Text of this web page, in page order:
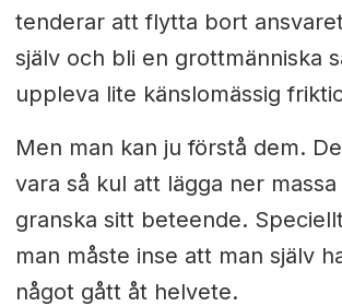
tenderar att flytta bort
själv och bli en grottmänniska
uppleva lite känslomässig
Men man kan ju förstå dem.
vara så kul att lägga ner
granska sitt beteende.
man måste inse att man själv
något gått åt helvete.